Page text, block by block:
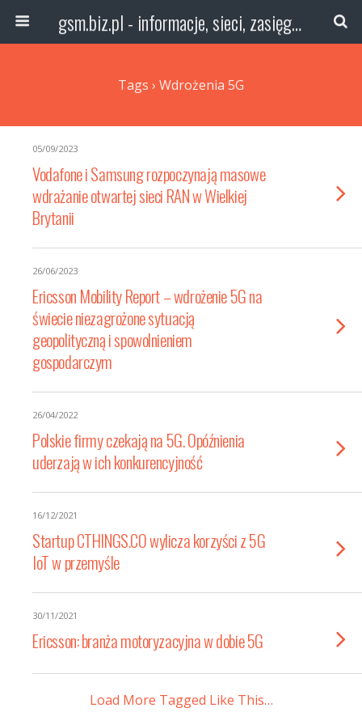
gsm.biz.pl - informacje, sieci, zasięg technologie
Tags › Wdrożenia 5G
05/09/2023
Vodafone i Samsung rozpoczynają masowe
wdrażanie otwartej sieci RAN w Wielkiej
Brytanii
26/06/2023
Ericsson Mobility Report – wdrożenie 5G na
świecie niezagrożone sytuacją
geopolityczną i spowolnieniem
gospodarczym
26/04/2022
Polskie firmy czekają na 5G. Opóźnienia
uderzają w ich konkurencyjność
16/12/2021
Startup CTHINGS.CO wylicza korzyści z 5G
IoT w przemyśle
30/11/2021
Ericsson: branża motoryzacyjna w dobie 5G
Load More Tagged Like This…